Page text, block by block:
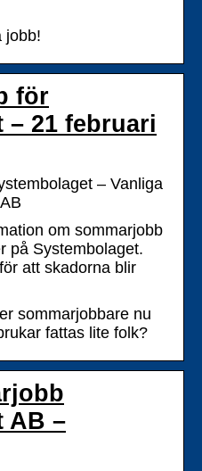
jobb!
för
– 21 februari
– Vanliga
om sommarjobb
på Systembolaget.
att skadorna blir
sommarjobbare nu
fattas lite folk?
AB –